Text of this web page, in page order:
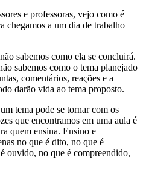
e professoras, vejo como é
chegamos a um dia de trabalho
sabemos como ela se concluirá.
sabemos como o tema planejado
comentários, reações e a
darão vida ao tema proposto.
tema pode se tornar com os
que encontramos em uma aula é
quem ensina. Ensino e
no que é dito, no que é
ouvido, no que é compreendido,